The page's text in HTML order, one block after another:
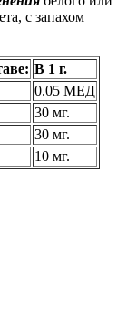
с запахом
В 1 г.
0.05 МЕД
30 мг.
30 мг.
10 мг.